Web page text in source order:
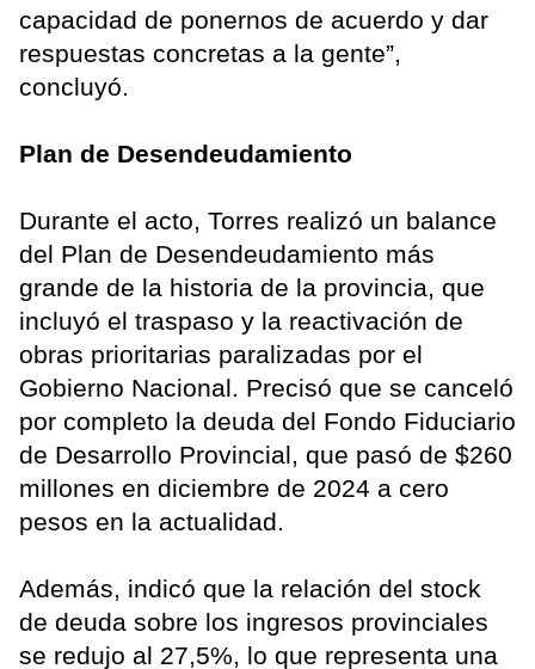
capacidad de ponernos de acuerdo y dar
respuestas concretas a la gente”,
concluyó.
Plan de Desendeudamiento
Durante el acto, Torres realizó un balance
del Plan de Desendeudamiento más
grande de la historia de la provincia, que
incluyó el traspaso y la reactivación de
obras prioritarias paralizadas por el
Gobierno Nacional. Precisó que se canceló
por completo la deuda del Fondo Fiduciario
de Desarrollo Provincial, que pasó de $260
millones en diciembre de 2024 a cero
pesos en la actualidad.
Además, indicó que la relación del stock
de deuda sobre los ingresos provinciales
se redujo al 27,5%, lo que representa una